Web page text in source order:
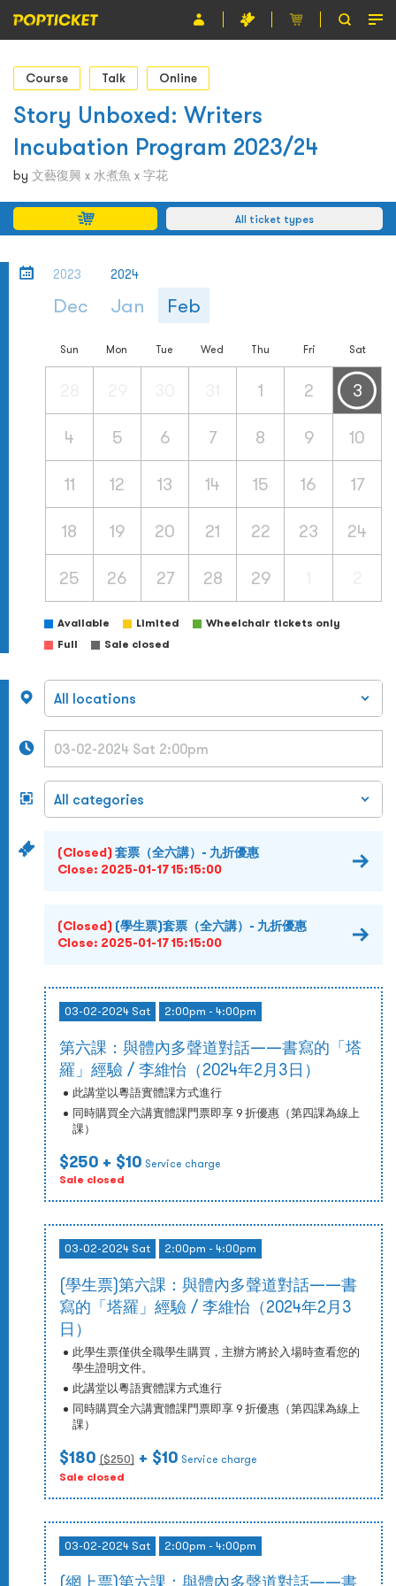
Event
Organiser
About POPTICKET
Terms and Conditions
繁
Course Talk Online
Story Unboxed: Writers
Incubation Program 2023/24
by 文藝復興 x 水煮魚 x 字花
All ticket types
2023
Dec
2024
Jan Feb
Sun Mon Tue Wed Thu Fri Sat
1 2 3
4 5 6 7 8 9 10
11 12 13 14 15 16 17
18 19 20 21 22 23 24
25 26 27 28 29
Available Limited
Wheelchair tickets only
Full
Sale closed
(Closed)套票（全六講）- 九折優惠
Close: 2025-01-17 15:15:00
(Closed) (學生票)套票（全六講）- 九折優惠
Close: 2025-01-17 15:15:00
03-02-2024 Sat 2:00pm - 4:00pm
第六課：與體內多聲道對話——書寫的「塔
羅」經驗 / 李維怡（2024年2月3日）
此講堂以粵語實體課方式進行
同時購買全六講實體課門票即享 9 折優惠（第四課為線上
課）
$250 + $10 Service charge
Sale closed
03-02-2024 Sat 2:00pm - 4:00pm
(學生票)第六課：與體內多聲道對話——書
寫的「塔羅」經驗 / 李維怡（2024年2月3
日）
此學生票僅供全職學生購買，主辦方將於入場時查看您的
學生證明文件。
此講堂以粵語實體課方式進行
同時購買全六講實體課門票即享 9 折優惠（第四課為線上
課）
$180 ($250) + $10 Service charge
Sale closed
03-02-2024 Sat 2:00pm - 4:00pm